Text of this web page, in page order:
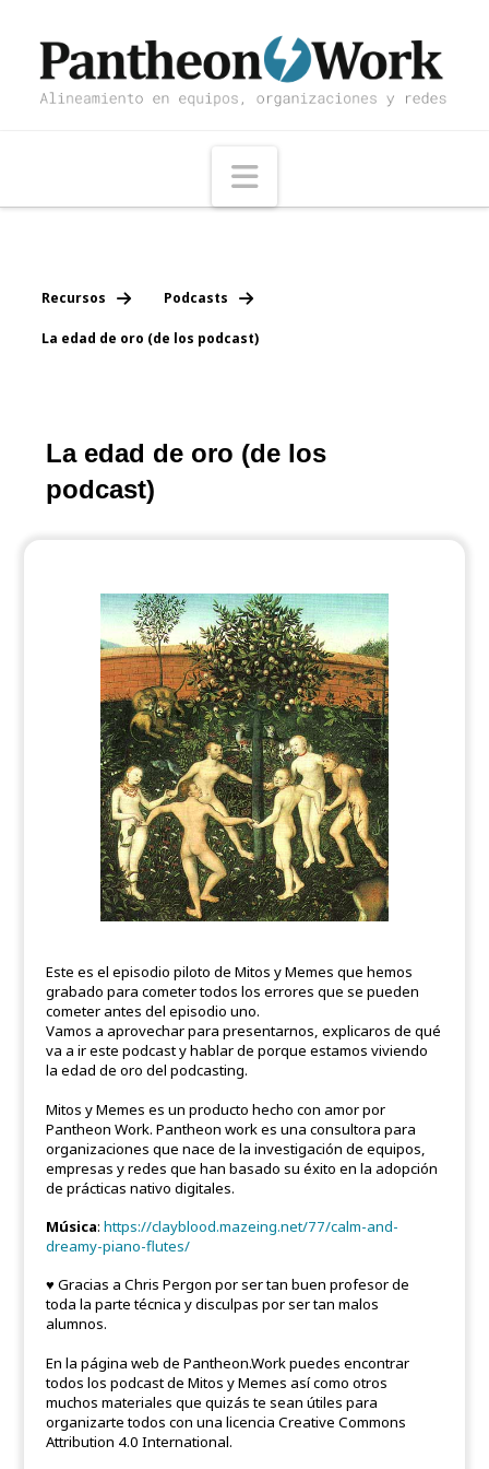
Navigation
Recursos Podcasts
La edad de oro (de los podcast)
La edad de oro (de los
podcast)
Este es el episodio piloto de Mitos y Memes que hemos
grabado para cometer todos los errores que se pueden
cometer antes del episodio uno.
Vamos a aprovechar para presentarnos, explicaros de qué
va a ir este podcast y hablar de porque estamos viviendo
la edad de oro del podcasting.
Mitos y Memes es un producto hecho con amor por
Pantheon Work. Pantheon work es una consultora para
organizaciones que nace de la investigación de equipos,
empresas y redes que han basado su éxito en la adopción
de prácticas nativo digitales.
Música:https://clayblood.mazeing.net/77/calm-and-
dreamy-piano-flutes/
♥ Gracias a Chris Pergon por ser tan buen profesor de
toda la parte técnica y disculpas por ser tan malos
alumnos.
En la página web de Pantheon.Work puedes encontrar
todos los podcast de Mitos y Memes así como otros
muchos materiales que quizás te sean útiles para
organizarte todos con una licencia Creative Commons
Attribution 4.0 International.